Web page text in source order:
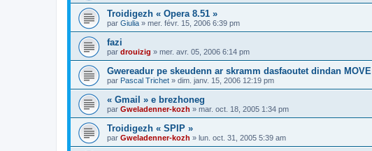
Troidigezh « Opera 8.51 »
par Giulia » mer. févr. 15, 2006 6:39 pm
fazi
par drouizig » mer. avr. 05, 2006 6:14 pm
Gwereadur pe skeudenn ar skramm dasfaoutet dindan MOVE
par Pascal Trichet » dim. janv. 15, 2006 12:19 pm
« Gmail » e brezhoneg
par Gweladenner-kozh » mar. oct. 18, 2005 1:34 pm
Troidigezh « SPIP »
par Gweladenner-kozh » lun. oct. 31, 2005 5:39 am